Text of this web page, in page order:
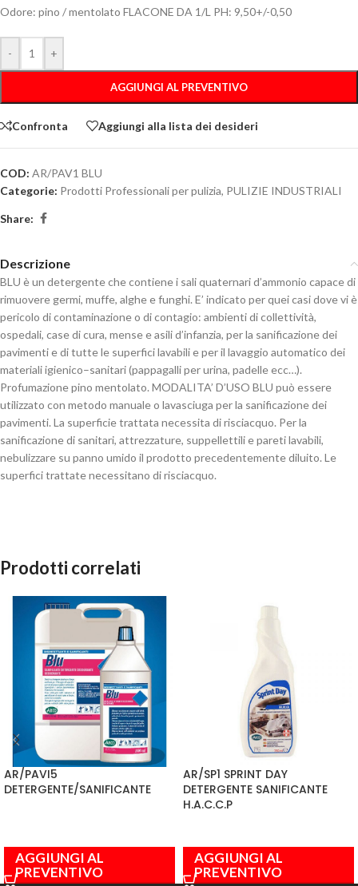
Odore: pino / mentolato FLACONE DA 1/L PH: 9,50+/-0,50
- +
AGGIUNGI AL PREVENTIVO
Confronta Aggiungi alla lista dei desideri
COD: AR/PAV1 BLU
Categorie: Prodotti Professionali per pulizia, PULIZIE INDUSTRIALI
Share:
Descrizione
BLU è un detergente che contiene i sali quaternari d’ammonio capace di
rimuovere germi, muffe, alghe e funghi. E’ indicato per quei casi dove vi è
pericolo di contaminazione o di contagio: ambienti di collettività,
ospedali, case di cura, mense e asili d’infanzia, per la sanificazione dei
pavimenti e di tutte le superfici lavabili e per il lavaggio automatico dei
materiali igienico–sanitari (pappagalli per urina, padelle ecc…).
Profumazione pino mentolato. MODALITA’ D’USO BLU può essere
utilizzato con metodo manuale o lavasciuga per la sanificazione dei
pavimenti. La superficie trattata necessita di risciacquo. Per la
sanificazione di sanitari, attrezzature, suppellettili e pareti lavabili,
nebulizzare su panno umido il prodotto precedentemente diluito. Le
superfici trattate necessitano di risciacquo.
Prodotti correlati
AR/PAVI5
DETERGENTE/SANIFICANTE
AGGIUNGI AL
PREVENTIVO
AR/SP1 SPRINT DAY
DETERGENTE SANIFICANTE
H.A.C.C.P
AGGIUNGI AL
PREVENTIVO